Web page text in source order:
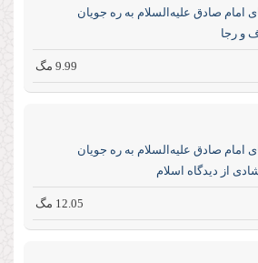
امام صادق علیه‌السلام به ره جویان
و رجا
9.99 مگ
امام صادق علیه‌السلام به ره جویان
از دیدگاه اسلام
12.05 مگ